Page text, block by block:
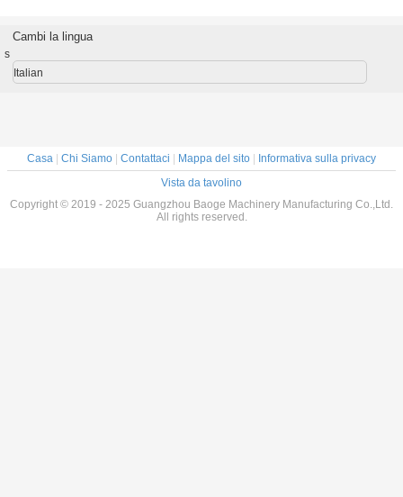
elettrica
Cambi la lingua
s
Italian
Casa | Chi Siamo | Contattaci | Mappa del sito | Informativa sulla privacy
Vista da tavolino
Copyright © 2019 - 2025 Guangzhou Baoge Machinery Manufacturing Co.,Ltd.
All rights reserved.